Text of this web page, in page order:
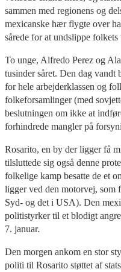
sammen med regionens og
mexicanske hær flygte over
sårede for at undslippe folkets
To unge, Alfredo Perez og
tusinder såret. Den dag
for hele arbejderklassen og
folkeforsamlinger (med
beslutningen om ikke at
forhindrede mangler på
Rosarito, en by der ligger få
tilsluttede sig også denne
folkelige kamp besatte de et
ligger ved den motorvej, som
Syd- og det i USA). Den
politistyrker til et blodigt
7. januar.
Den morgen ankom en stor
politi til Rosarito støttet af